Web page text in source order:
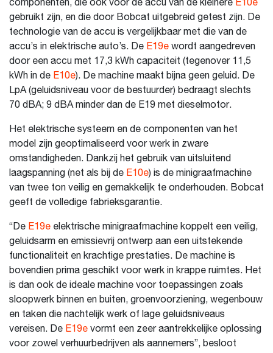
componenten, die ook voor de accu van de kleinere E10e
gebruikt zijn, en die door Bobcat uitgebreid getest zijn. De
technologie van de accu is vergelijkbaar met die van de
accu’s in elektrische auto’s. De E19e wordt aangedreven
door een accu met 17,3 kWh capaciteit (tegenover 11,5
kWh in de E10e). De machine maakt bijna geen geluid. De
LpA (geluidsniveau voor de bestuurder) bedraagt slechts
70 dBA; 9 dBA minder dan de E19 met dieselmotor.
Het elektrische systeem en de componenten van het
model zijn geoptimaliseerd voor werk in zware
omstandigheden. Dankzij het gebruik van uitsluitend
laagspanning (net als bij de E10e) is de minigraafmachine
van twee ton veilig en gemakkelijk te onderhouden. Bobcat
geeft de volledige fabrieksgarantie.
“De E19e elektrische minigraafmachine koppelt een veilig,
geluidsarm en emissievrij ontwerp aan een uitstekende
functionaliteit en krachtige prestaties. De machine is
bovendien prima geschikt voor werk in krappe ruimtes. Het
is dan ook de ideale machine voor toepassingen zoals
sloopwerk binnen en buiten, groenvoorziening, wegenbouw
en taken die nachtelijk werk of lage geluidsniveaus
vereisen. De E19e vormt een zeer aantrekkelijke oplossing
voor zowel verhuurbedrijven als aannemers”, besloot